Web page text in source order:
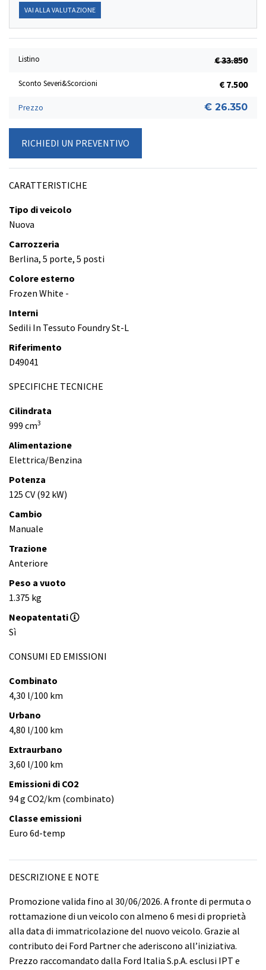
VAI ALLA VALUTAZIONE
Listino € 33.850
Sconto Severi&Scorcioni € 7.500
Prezzo € 26.350
RICHIEDI UN PREVENTIVO
CARATTERISTICHE
Tipo di veicolo
Nuova
Carrozzeria
Berlina, 5 porte, 5 posti
Colore esterno
Frozen White -
Interni
Sedili In Tessuto Foundry St-L
Riferimento
D49041
SPECIFICHE TECNICHE
Cilindrata
999 cm3
Alimentazione
Elettrica/Benzina
Potenza
125 CV (92 kW)
Cambio
Manuale
Trazione
Anteriore
Peso a vuoto
1.375 kg
Neopatentati
Sì
CONSUMI ED EMISSIONI
Combinato
4,30 l/100 km
Urbano
4,80 l/100 km
Extraurbano
3,60 l/100 km
Emissioni di CO2
94 g CO2/km (combinato)
Classe emissioni
Euro 6d-temp
DESCRIZIONE E NOTE
Promozione valida fino al 30/06/2026. A fronte di permuta o
rottamazione di un veicolo con almeno 6 mesi di proprietà
alla data di immatricolazione del nuovo veicolo. Grazie al
contributo dei Ford Partner che aderiscono all’iniziativa.
Prezzo raccomandato dalla Ford Italia S.p.A. esclusi IPT e